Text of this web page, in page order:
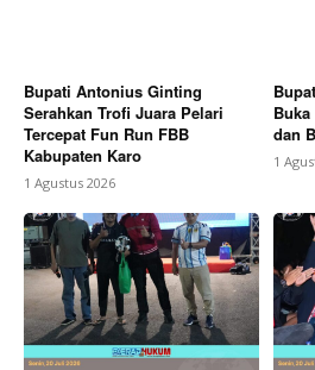
Bupati Antonius Ginting
Serahkan Trofi Juara Pelari
Tercepat Fun Run FBB
Kabupaten Karo
1 Agustus 2026
dan
1